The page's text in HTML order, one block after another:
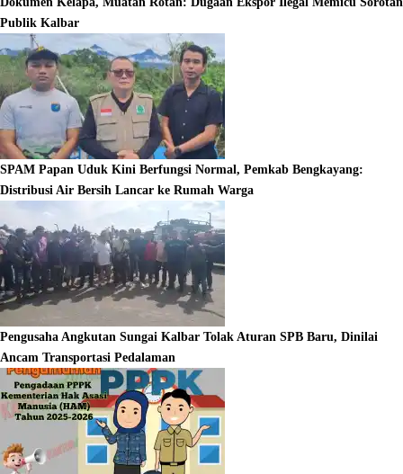
Publik Kalbar
SPAM Papan Uduk Kini Berfungsi Normal, Pemkab Bengkayang:
Distribusi Air Bersih Lancar ke Rumah Warga
Pengusaha Angkutan Sungai Kalbar Tolak Aturan SPB Baru, Dinilai
Ancam Transportasi Pedalaman